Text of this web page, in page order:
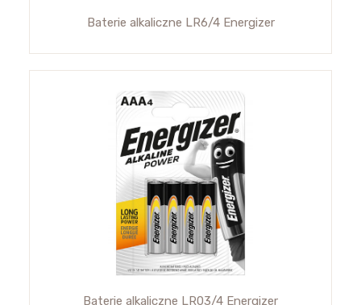
Baterie alkaliczne LR6/4 Energizer
Baterie alkaliczne LR03/4 Energizer